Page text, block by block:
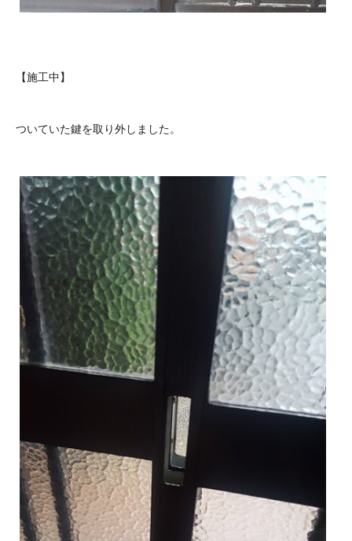
【施工中】
ついていた鍵を取り外しました。